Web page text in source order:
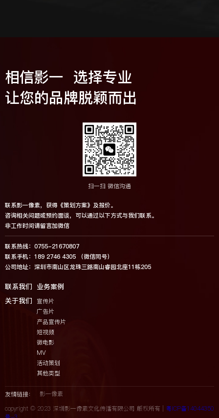
相信影一 选择专业
让您的品牌脱颖而出
扫一扫 微信沟通
联系影一像素，获得《策划方案》及报价。
咨询相关问题或预约面谈，可以通过以下方式与我们联系。
非工作时间请留言加微信
联系热线：0755-21670807
联系手机：189 2746 4305 （微信同号）
公司地址：深圳市南山区龙珠三路南山睿园北座11栋205
联系我们
关于我们
业务案例
宣传片
广告片
产品宣传片
短视频
微电影
MV
活动策划
其他类型
友情链接：
影一像素
copyright © 2023 深圳影一像素文化传播有限公司 版权所有 | 粤ICP备14044350